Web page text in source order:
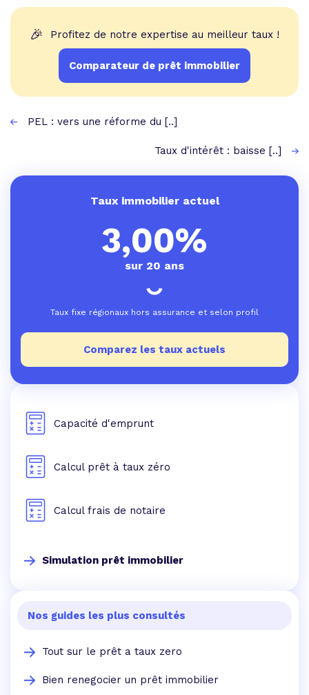
🎉 Profitez de notre expertise au meilleur taux !
Comparateur de prêt immobilier
PEL : vers une réforme du [..]
Taux d'intérêt : baisse [..]
Taux immobilier actuel
3,00%
sur 20 ans
Taux fixe régionaux hors assurance et selon profil
Comparez les taux actuels
Capacité d'emprunt
Calcul prêt à taux zéro
Calcul frais de notaire
Simulation prêt immobilier
Nos guides les plus consultés
Tout sur le prêt a taux zero
Bien renegocier un prêt immobilier